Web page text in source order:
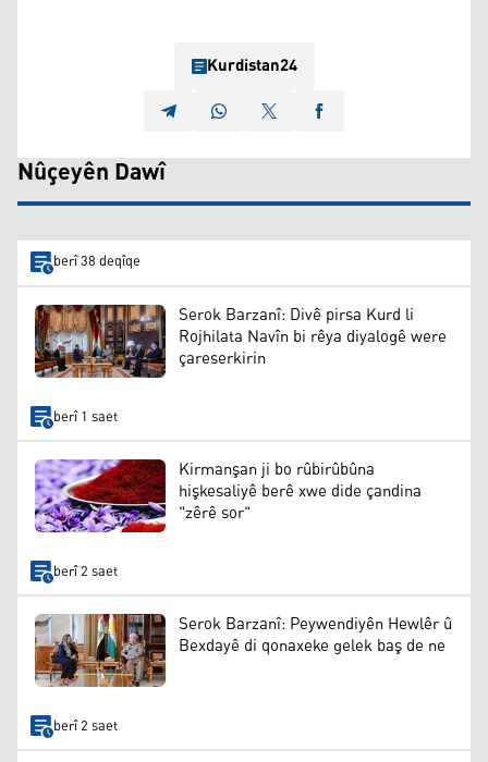
Kurdistan24
Nûçeyên Dawî
berî 38 deqîqe
Serok Barzanî: Divê pirsa Kurd li
Rojhilata Navîn bi rêya diyalogê were
çareserkirin
berî 1 saet
Kirmanşan ji bo rûbirûbûna
hişkesaliyê berê xwe dide çandina
"zêrê sor"
berî 2 saet
Serok Barzanî: Peywendiyên Hewlêr û
Bexdayê di qonaxeke gelek baş de ne
berî 2 saet